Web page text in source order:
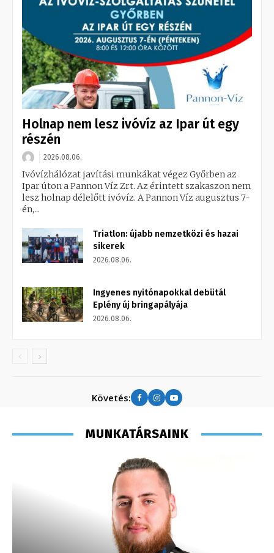
Holnap nem lesz ivóvíz az Ipar út egy
részén
2026.08.06.
Ivóvízhálózat javítási munkákat végez Győrben az
Ipar úton a Pannon Víz Zrt. Az érintett szakaszon nem
lesz holnap délelőtt ivóvíz. A Pannon Víz augusztus 7-
én,...
Triatlon: újabb nemzetközi és hazai
sikerek
2026.08.06.
Ingyenes nyitónapokkal debütál
Eplény új bringapályája
2026.08.06.
Követés:
MUNKATÁRSAINK